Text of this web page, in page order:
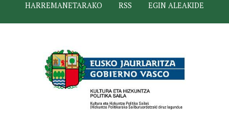
HARREMANETARAKO
RSS EGIN ALEAKIDE